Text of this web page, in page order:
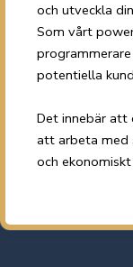
och utveckla
Som vårt
potentiella
Det innebär att
att arbeta med
och